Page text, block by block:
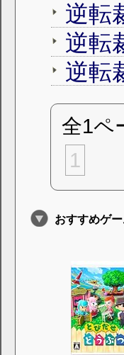
逆転
逆転
逆転
全1ペ
1
おすすめゲ